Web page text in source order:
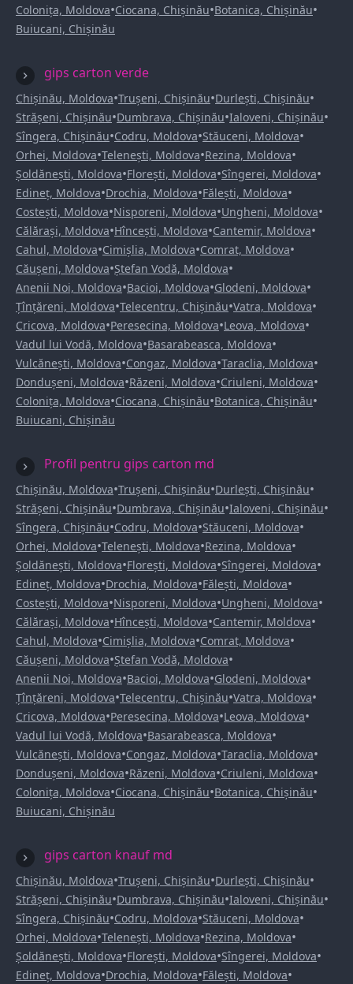
Colonița, Moldova•Ciocana, Chișinău•Botanica, Chișinău•
Buiucani, Chișinău
gips carton verde
Chișinău, Moldova•Trușeni, Chișinău•Durlești, Chișinău•
Strășeni, Chișinău•Dumbrava, Chișinău•Ialoveni, Chișinău•
Sîngera, Chișinău•Codru, Moldova•Stăuceni, Moldova•
Orhei, Moldova•Telenești, Moldova•Rezina, Moldova•
Șoldănești, Moldova•Florești, Moldova•Sîngerei, Moldova•
Edineț, Moldova•Drochia, Moldova•Fălești, Moldova•
Costești, Moldova•Nisporeni, Moldova•Ungheni, Moldova•
Călărași, Moldova•Hîncești, Moldova•Cantemir, Moldova•
Cahul, Moldova•Cimișlia, Moldova•Comrat, Moldova•
Căușeni, Moldova•Ștefan Vodă, Moldova•
Anenii Noi, Moldova•Bacioi, Moldova•Glodeni, Moldova•
Țînțăreni, Moldova•Telecentru, Chișinău•Vatra, Moldova•
Cricova, Moldova•Peresecina, Moldova•Leova, Moldova•
Vadul lui Vodă, Moldova•Basarabeasca, Moldova•
Vulcănești, Moldova•Congaz, Moldova•Taraclia, Moldova•
Dondușeni, Moldova•Răzeni, Moldova•Criuleni, Moldova•
Colonița, Moldova•Ciocana, Chișinău•Botanica, Chișinău•
Buiucani, Chișinău
Profil pentru gips carton md
Chișinău, Moldova•Trușeni, Chișinău•Durlești, Chișinău•
Strășeni, Chișinău•Dumbrava, Chișinău•Ialoveni, Chișinău•
Sîngera, Chișinău•Codru, Moldova•Stăuceni, Moldova•
Orhei, Moldova•Telenești, Moldova•Rezina, Moldova•
Șoldănești, Moldova•Florești, Moldova•Sîngerei, Moldova•
Edineț, Moldova•Drochia, Moldova•Fălești, Moldova•
Costești, Moldova•Nisporeni, Moldova•Ungheni, Moldova•
Călărași, Moldova•Hîncești, Moldova•Cantemir, Moldova•
Cahul, Moldova•Cimișlia, Moldova•Comrat, Moldova•
Căușeni, Moldova•Ștefan Vodă, Moldova•
Anenii Noi, Moldova•Bacioi, Moldova•Glodeni, Moldova•
Țînțăreni, Moldova•Telecentru, Chișinău•Vatra, Moldova•
Cricova, Moldova•Peresecina, Moldova•Leova, Moldova•
Vadul lui Vodă, Moldova•Basarabeasca, Moldova•
Vulcănești, Moldova•Congaz, Moldova•Taraclia, Moldova•
Dondușeni, Moldova•Răzeni, Moldova•Criuleni, Moldova•
Colonița, Moldova•Ciocana, Chișinău•Botanica, Chișinău•
Buiucani, Chișinău
gips carton knauf md
Chișinău, Moldova•Trușeni, Chișinău•Durlești, Chișinău•
Strășeni, Chișinău•Dumbrava, Chișinău•Ialoveni, Chișinău•
Sîngera, Chișinău•Codru, Moldova•Stăuceni, Moldova•
Orhei, Moldova•Telenești, Moldova•Rezina, Moldova•
Șoldănești, Moldova•Florești, Moldova•Sîngerei, Moldova•
Edineț, Moldova•Drochia, Moldova•Fălești, Moldova•